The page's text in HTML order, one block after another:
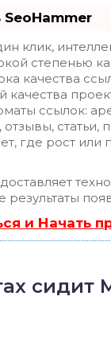
клик,
степенью
качества
качества
ссылок:
статьи,
где рост или
результаты
и Начать
сидит